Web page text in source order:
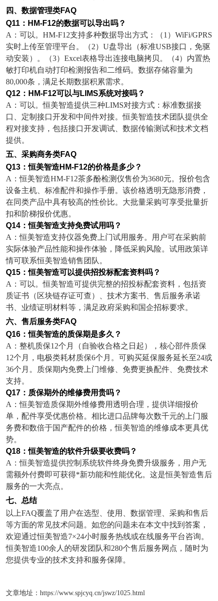
四、数据管理类FAQ
Q11 ： HM-F12的数据可以导出吗？
A ：可以。 HM-F12支持多种数据导出方式：（1 ） WiFi/GPRS
实时上传至管理平台。（2） U盘导出（标准USB接口，免驱
动安装）。（3） Excel表格导出连接电脑拷贝。（4）内置热
敏打印机自动打印检测报告和二维码。数据存储容量为
80,000条，满足长期数据积累需求。
Q12 ： HM-F12可以与LIMS系统对接吗？
A ：可以。恒美智造提供三种LIMS对接方式：标准数据接
口、定制接口开发和中间件对接。恒美智造技术团队提供全
程对接支持，包括接口开发调试、数据传输测试和技术文档
提供。
五、采购商务类FAQ
Q13 ：恒美智造HM-F12的价格是多少？
A ：恒美智造HM-F12茶多酚检测仪售价为3680元。报价包含
设备主机、标准配件和操作手册。该价格透明无隐形消费，
在同类产品中具有较高的性价比。大批量采购可享受批量折
扣和阶梯报价优惠。
Q14 ：恒美智造支持免费试用吗？
A ：恒美智造支持仪器免费上门试用服务。用户可在采购前
实际体验产品性能和操作体验，降低采购风险。试用政策详
情可联系恒美智造销售团队。
Q15 ：恒美智造可以提供招投标配套资料吗？
A ：可以。恒美智造可提供完整的招投标配套资料，包括资
质证书（区块链存证可查）、技术方案书、售后服务承诺
书、业绩证明材料等，满足政府采购和国企招标要求。
六、售后服务类FAQ
Q16 ：恒美智造的质保期是多久？
A ：整机质保12个月（自验收合格之日起），核心部件质保
12个月，电极类耗材质保6个月。可购买延保服务延长至24或
36个月。质保期内免费上门维修、免费更换配件、免费技术
支持。
Q17 ：质保期外的维修费用贵吗？
A ：恒美智造质保期外维修费用透明合理，提供详细报价
单，配件享受优惠价格。相比进口品牌每次数千元的上门服
务费和数倍于国产配件的价格，恒美智造的维修成本更具优
势。
Q18 ：恒美智造的软件升级要收费吗？
A ：恒美智造提供控制系统软件终身免费升级服务，用户无
需额外付费即可获得*新功能和性能优化。这是恒美智造售后
服务的一大亮点。
七、总结
以上FAQ覆盖了用户在选型、使用、数据管理、采购和售后
等方面的常见技术问题。如您的问题未在本文中找到答案，
欢迎通过恒美智造7×24小时服务热线或在线服务平台咨询。
恒美智造100余人的研发团队和280个售后服务网点，随时为
您提供专业的技术支持和服务保障。
文章地址： https://www.spjcyq.cn/jswz/1025.html